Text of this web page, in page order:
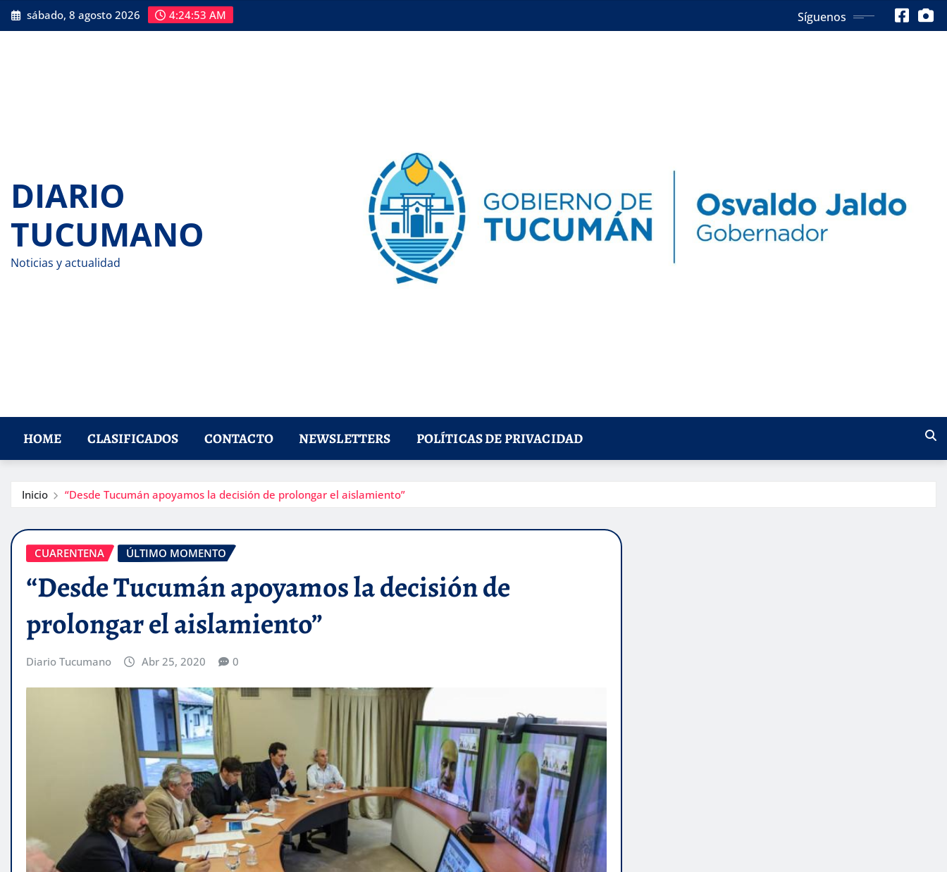
Saltar
al
sábado, 8 agosto 2026 4:24:54 AM Síguenos
DIARIO
TUCUMANO
Noticias y actualidad
HOME CLASIFICADOS CONTACTO NEWSLETTERS POLÍTICAS DE PRIVACIDAD
Inicio “Desde Tucumán apoyamos la decisión de prolongar el aislamiento”
CUARENTENA ÚLTIMO MOMENTO
“Desde Tucumán apoyamos la decisión de
prolongar el aislamiento”
Diario Tucumano Abr 25, 2020 0